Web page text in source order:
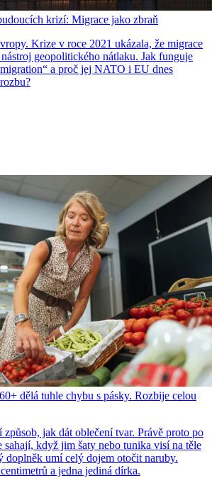
krizí: Migrace jako zbraň
Krize v roce 2021 ukázala, že migrace
geopolitického nátlaku. Jak funguje
a proč jej NATO i EU dnes
dělá tuhle chybu s pásky. Rozbije celou
způsob, jak dát oblečení tvar. Právě proto po
sahají, když jim šaty nebo tunika visí na těle
doplněk umí celý dojem otočit naruby.
a jedna jediná dírka.